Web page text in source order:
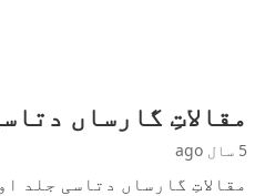
مقالاتِ گارساں
5 سال ago
مقالاتِ گارساں دتاسی جلد